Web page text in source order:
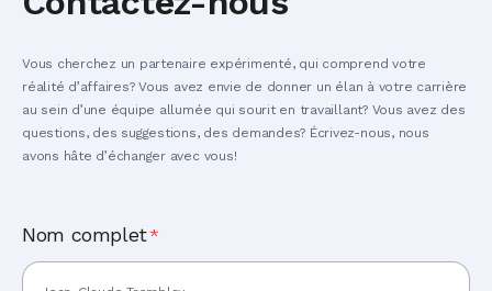
Vous cherchez un partenaire expérimenté, qui comprend votre
réalité d’affaires? Vous avez envie de donner un élan à votre carrière
au sein d’une équipe allumée qui sourit en travaillant? Vous avez des
questions, des suggestions, des demandes? Écrivez-nous, nous
avons hâte d’échanger avec vous!
Nom complet*